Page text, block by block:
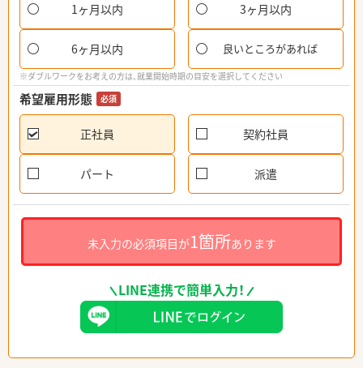
1ヶ月以内 3ヶ月以内
6ヶ月以内 良いところがあれば
※ダブルワークをお考えの方は、就業開始時期の目安を選択してください
希望雇用形態 必須
正社員 契約社員
パート 派遣
未入力の必須項目が1箇所あります
LINE連携で簡単入力！